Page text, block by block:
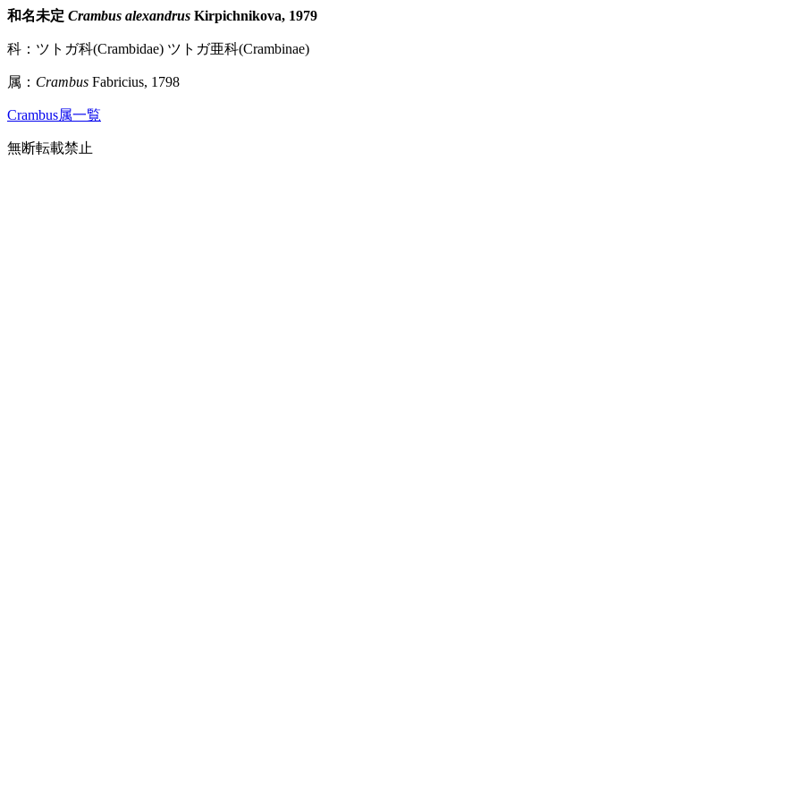
和名未定 Crambus alexandrus Kirpichnikova, 1979
科：ツトガ科(Crambidae) ツトガ亜科(Crambinae)
属： Crambus Fabricius, 1798
Crambus属一覧
無断転載禁止